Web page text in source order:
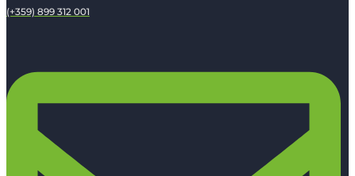
(+359) 899 312 001